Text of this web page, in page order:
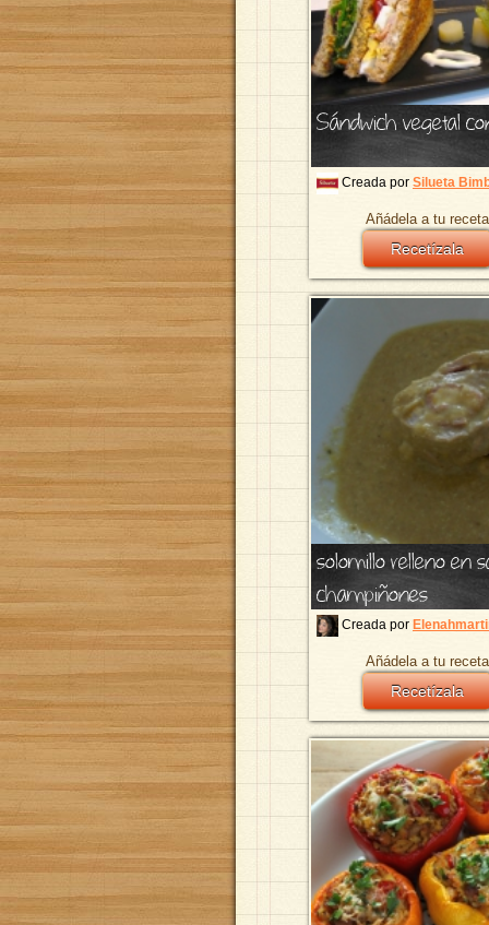
Sándwich vegetal
Creada por Silueta
Añádela a tu
Recetízala
solomillo relleno en
champiñones
Creada por
Añádela a tu
Recetízala